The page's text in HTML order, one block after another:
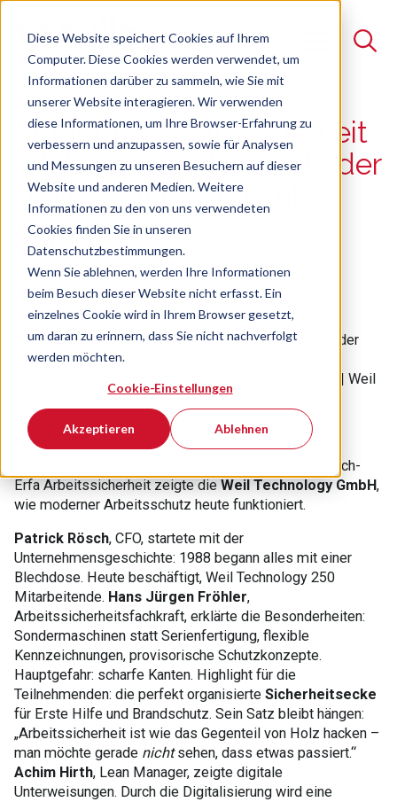
Diese Website speichert Cookies auf Ihrem
Computer. Diese Cookies werden verwendet, um
Informationen darüber zu sammeln, wie Sie mit
unserer Website interagieren. Wir verwenden
diese Informationen, um Ihre Browser-Erfahrung zu
verbessern und anzupassen, sowie für Analysen
und Messungen zu unseren Besuchern auf dieser
Website und anderen Medien. Weitere
Informationen zu den von uns verwendeten
Cookies finden Sie in unseren
Datenschutzbestimmungen.
Wenn Sie ablehnen, werden Ihre Informationen
beim Besuch dieser Website nicht erfasst. Ein
einzelnes Cookie wird in Ihrem Browser gesetzt,
um daran zu erinnern, dass Sie nicht nachverfolgt
werden möchten.
Cookie-Einstellungen
Akzeptieren Ablehnen
Suche
Es gibt keine Vorschläge, da das Suchfeld leer ist.
Moderne Arbeitssicherheit
erleben: Praxisbeispiele der
Weil Technology GmbH
18.11.2025
Moderne Arbeitssicherheit erleben: Praxisbeispiele der
Weil Technology GmbH
18.11.2025 | Weil
Technology GmbH
Volle Energie. Starke Einblicke. Praxis pur. Bei der Fach-
Erfa Arbeitssicherheit zeigte die Weil Technology GmbH,
wie moderner Arbeitsschutz heute funktioniert.
Patrick Rösch, CFO, startete mit der
Unternehmensgeschichte: 1988 begann alles mit einer
Blechdose. Heute beschäftigt, Weil Technology 250
Mitarbeitende. Hans Jürgen Fröhler,
Arbeitssicherheitsfachkraft, erklärte die Besonderheiten:
Sondermaschinen statt Serienfertigung, flexible
Kennzeichnungen, provisorische Schutzkonzepte.
Hauptgefahr: scharfe Kanten. Highlight für die
Teilnehmenden: die perfekt organisierte Sicherheitsecke
für Erste Hilfe und Brandschutz. Sein Satz bleibt hängen:
„Arbeitssicherheit ist wie das Gegenteil von Holz hacken –
man möchte gerade nichtsehen, dass etwas passiert.“
Achim Hirth, Lean Manager, zeigte digitale
Unterweisungen. Durch die Digitalisierung wird eine